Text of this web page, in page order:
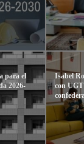
para el
2026-
Isabel
con